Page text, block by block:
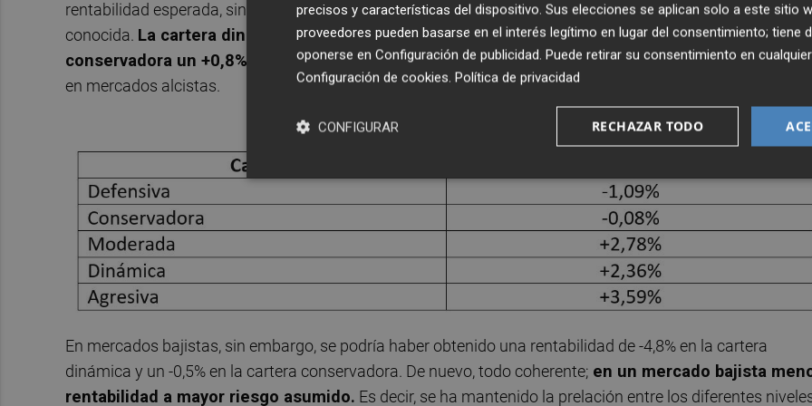
rentabilidad esperada, sino se calcula como una rentabilidad cierta, es decir ex-post la rentabilidad es
conocida. La cartera dinámica podría haber arrojado por ejemplo una rentabilidad del +6,4% y la
conservadora un +0,8% . Hasta aquí todo coherente, a mayor riesgo asumido, mayor rentabilidad
en mercados alcistas.
En mercados bajistas, sin embargo, se podría haber obtenido una rentabilidad de -4,8% en la cartera
dinámica y un -0,5% en la cartera conservadora. De nuevo, todo coherente; en un mercado bajista
rentabilidad a mayor riesgo asumido. Es decir, se ha mantenido la prelación entre los diferentes
precisos y características del dispositivo. Sus elecciones se aplican solo a este sitio
proveedores pueden basarse en el interés legítimo en lugar del consentimiento; tiene
oponerse en Configuración de publicidad. Puede retirar su consentimiento en
Configuración de cookies. Política de privacidad
RECHAZAR TODO
CONFIGURAR